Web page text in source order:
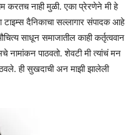
करतच नाही मुळी. एका प्रेरणेने मी हे
टाइम्स दैनिकाचा सल्लागार संपादक आहे
साधून समाजातील काही कर्तृत्ववान
पाठवतो. शेवटी मी त्यांचं मन
ही सुखदाची अन माझी झालेली